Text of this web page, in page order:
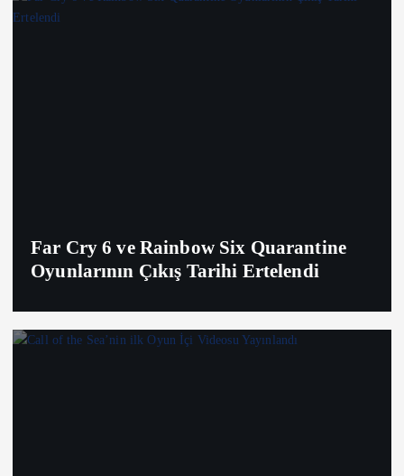
Far Cry 6 ve Rainbow Six Quarantine
Oyunlarının Çıkış Tarihi Ertelendi